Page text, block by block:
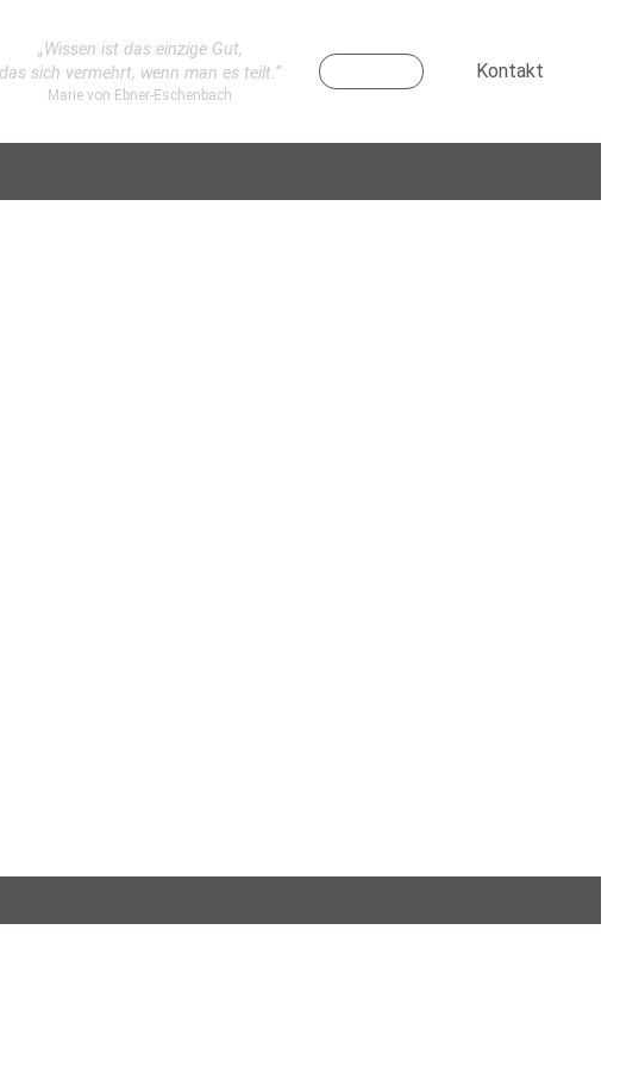
„Wissen ist das einzige Gut,
das sich vermehrt, wenn man es teilt.“
Marie von Ebner-Eschenbach
Kontakt